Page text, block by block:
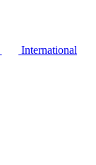
International